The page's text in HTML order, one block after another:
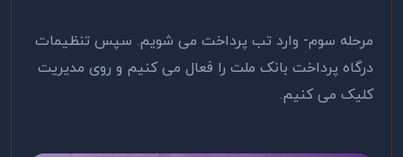
مرحله سوم- وارد تب پرداخت می شویم. سپس تنظیمات
درگاه پرداخت بانک ملت را فعال می کنیم و روی مدیریت
کلیک می کنیم.